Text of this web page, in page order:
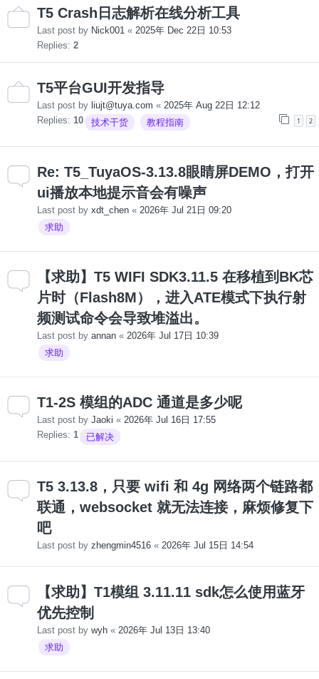
T5 Crash日志解析在线分析工具
Last post by Nick001 « 2025年 Dec 22日 10:53
Replies: 2
T5平台GUI开发指导
Last post by liujt@tuya.com « 2025年 Aug 22日 12:12
Replies: 10 1 2
技术干货 教程指南
Re: T5_TuyaOS-3.13.8眼睛屏DEMO，打开
ui播放本地提示音会有噪声
Last post by xdt_chen « 2026年 Jul 21日 09:20
求助
【求助】T5 WIFI SDK3.11.5 在移植到BK芯
片时（Flash8M），进入ATE模式下执行射
频测试命令会导致堆溢出。
Last post by annan « 2026年 Jul 17日 10:39
求助
T1-2S 模组的ADC 通道是多少呢
Last post by Jaoki « 2026年 Jul 16日 17:55
Replies: 1 已解决
T5 3.13.8，只要 wifi 和 4g 网络两个链路都
联通，websocket 就无法连接，麻烦修复下
吧
Last post by zhengmin4516 « 2026年 Jul 15日 14:54
【求助】T1模组 3.11.11 sdk怎么使用蓝牙
优先控制
Last post by wyh « 2026年 Jul 13日 13:40
求助